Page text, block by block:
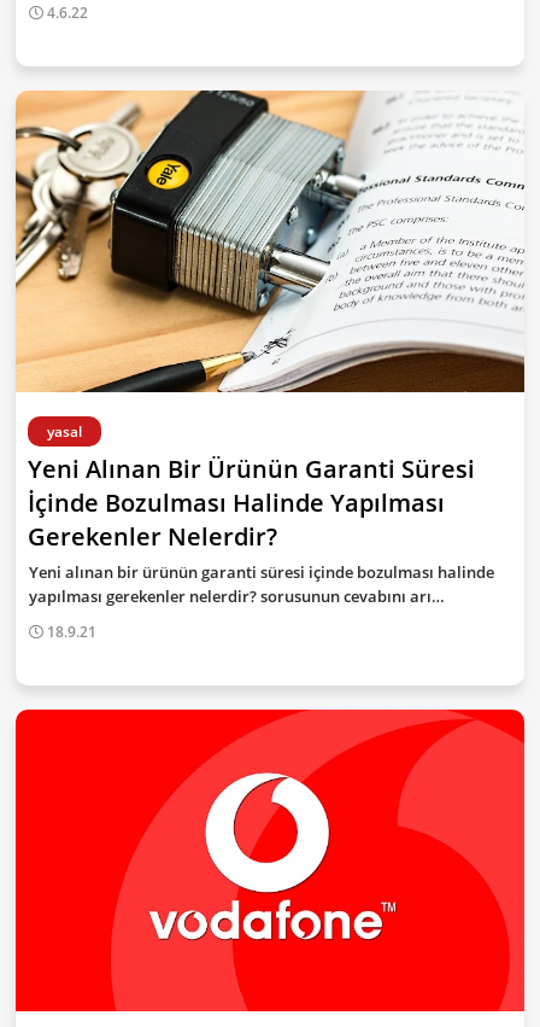
4.6.22
yasal
Yeni Alınan Bir Ürünün Garanti Süresi
İçinde Bozulması Halinde Yapılması
Gerekenler Nelerdir?
Yeni alınan bir ürünün garanti süresi içinde bozulması halinde
yapılması gerekenler nelerdir? sorusunun cevabını arı…
18.9.21